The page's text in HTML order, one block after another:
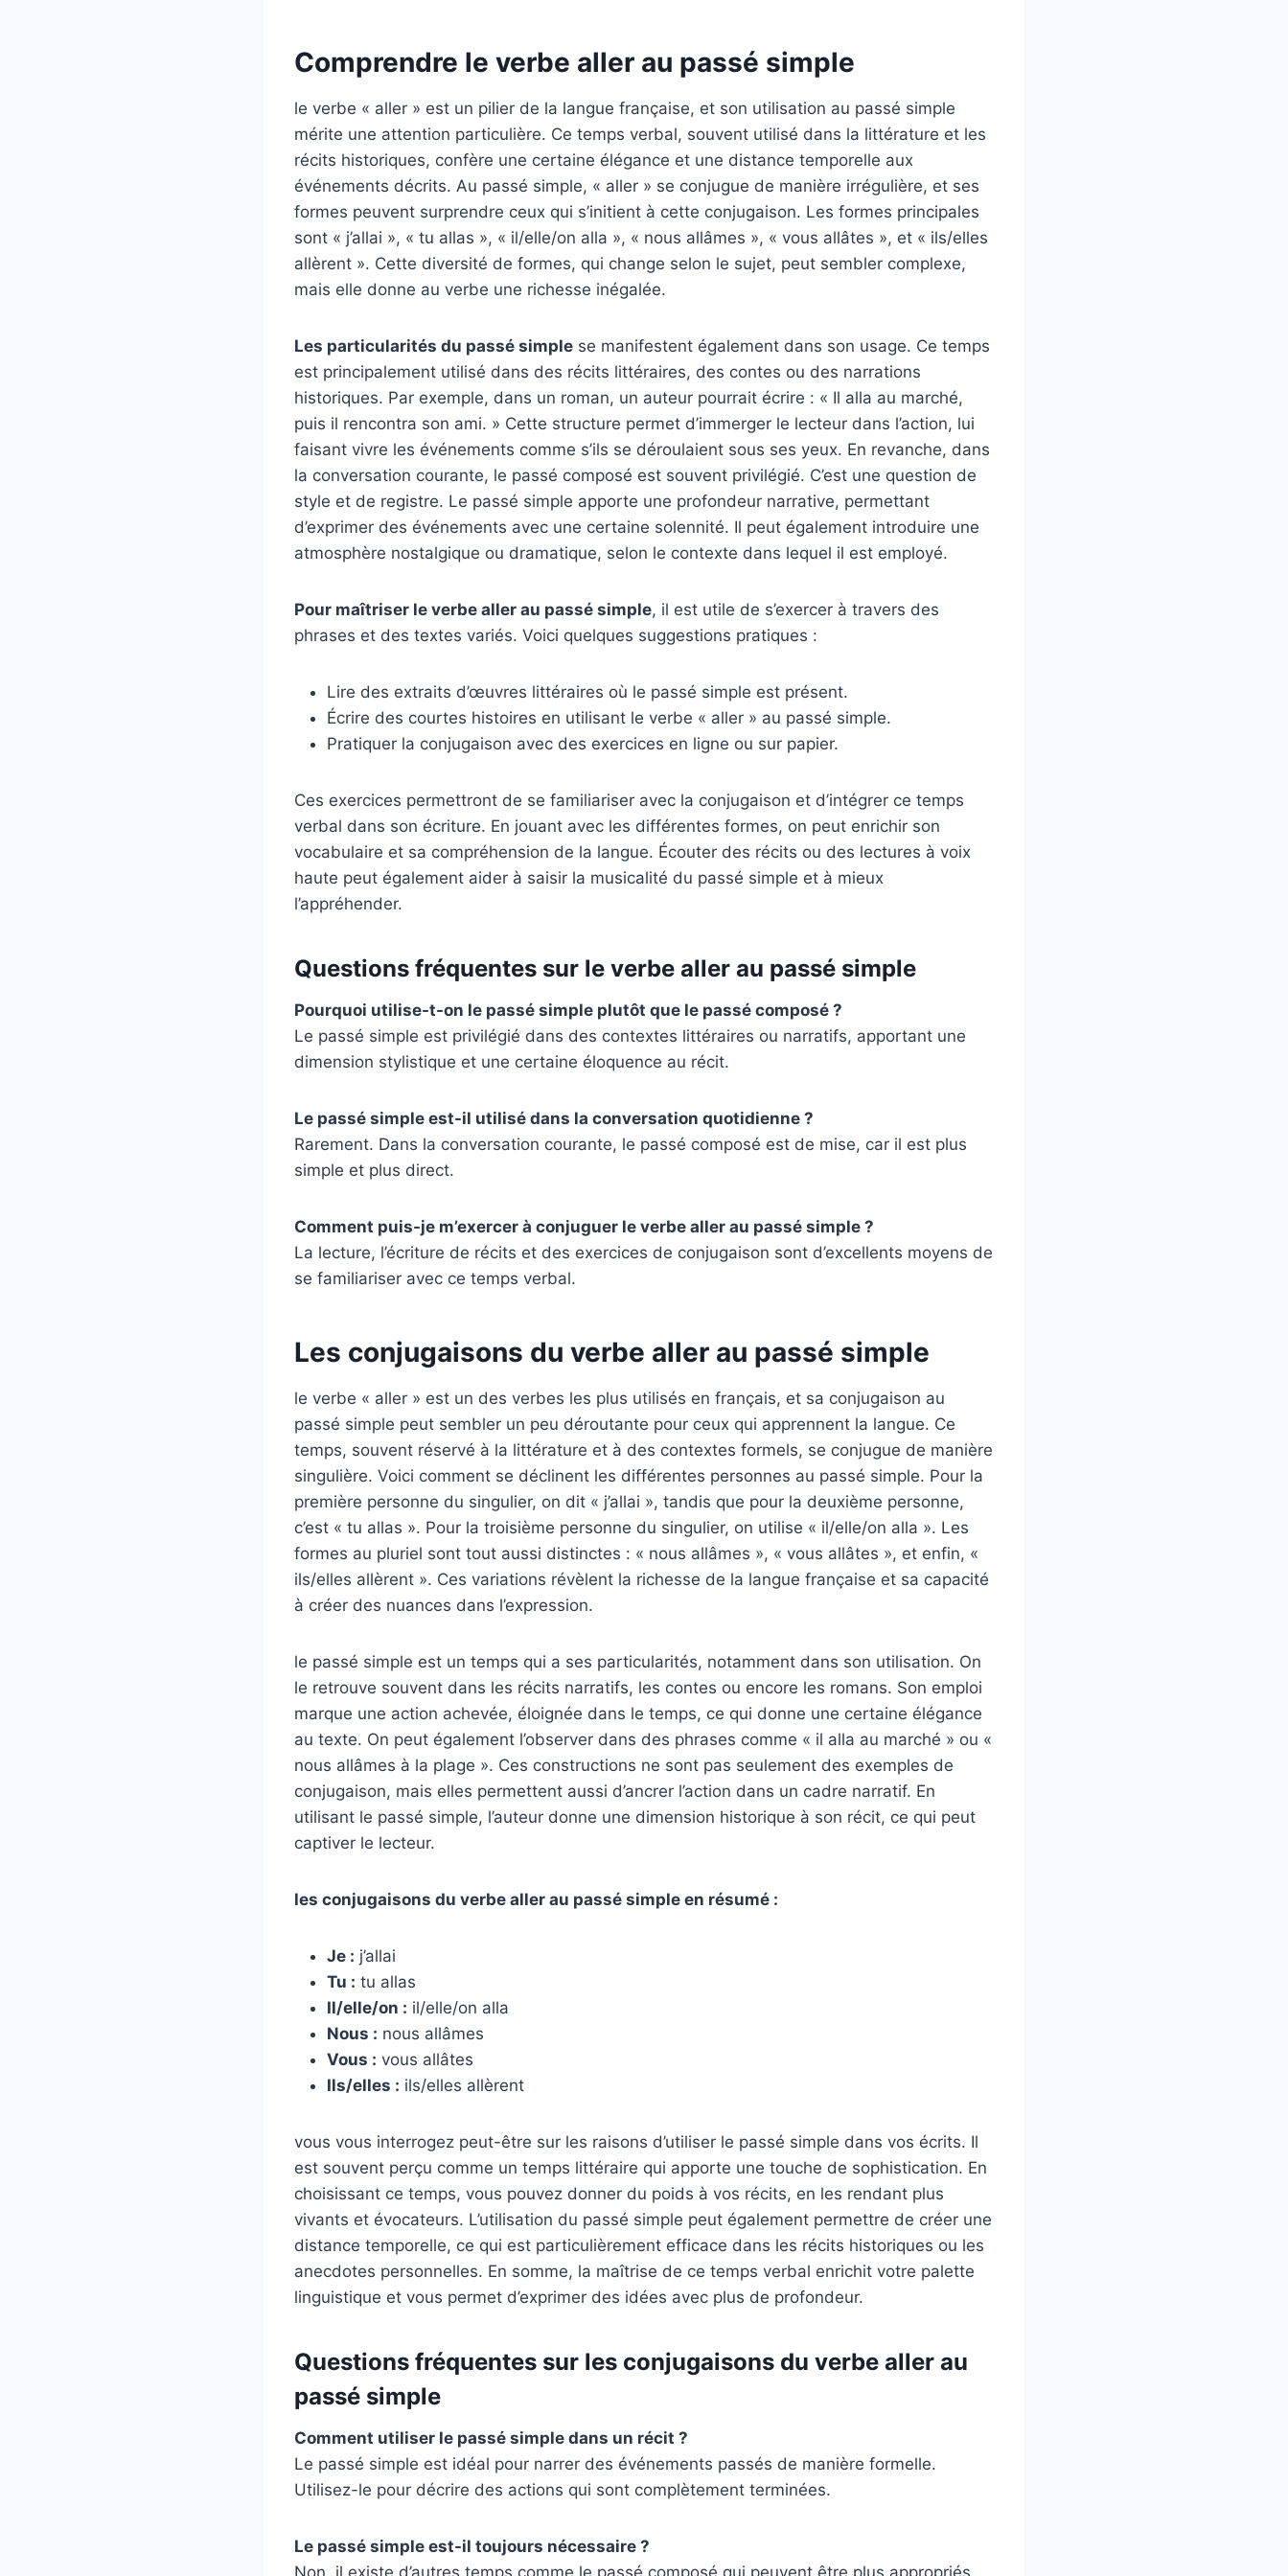
Comprendre le verbe aller au passé simple
le verbe « aller » est un pilier de la langue française, et son utilisation au passé simple
mérite une attention particulière. Ce temps verbal, souvent utilisé dans la littérature et les
récits historiques, confère une certaine élégance et une distance temporelle aux
événements décrits. Au passé simple, « aller » se conjugue de manière irrégulière, et ses
formes peuvent surprendre ceux qui s’initient à cette conjugaison. Les formes principales
sont « j’allai », « tu allas », « il/elle/on alla », « nous allâmes », « vous allâtes », et « ils/elles
allèrent ». Cette diversité de formes, qui change selon le sujet, peut sembler complexe,
mais elle donne au verbe une richesse inégalée.
Les particularités du passé simple se manifestent également dans son usage. Ce temps
est principalement utilisé dans des récits littéraires, des contes ou des narrations
historiques. Par exemple, dans un roman, un auteur pourrait écrire : « Il alla au marché,
puis il rencontra son ami. » Cette structure permet d’immerger le lecteur dans l’action, lui
faisant vivre les événements comme s’ils se déroulaient sous ses yeux. En revanche, dans
la conversation courante, le passé composé est souvent privilégié. C’est une question de
style et de registre. Le passé simple apporte une profondeur narrative, permettant
d’exprimer des événements avec une certaine solennité. Il peut également introduire une
atmosphère nostalgique ou dramatique, selon le contexte dans lequel il est employé.
Pour maîtriser le verbe aller au passé simple, il est utile de s’exercer à travers des
phrases et des textes variés. Voici quelques suggestions pratiques :
Lire des extraits d’œuvres littéraires où le passé simple est présent.
Écrire des courtes histoires en utilisant le verbe « aller » au passé simple.
Pratiquer la conjugaison avec des exercices en ligne ou sur papier.
Ces exercices permettront de se familiariser avec la conjugaison et d’intégrer ce temps
verbal dans son écriture. En jouant avec les différentes formes, on peut enrichir son
vocabulaire et sa compréhension de la langue. Écouter des récits ou des lectures à voix
haute peut également aider à saisir la musicalité du passé simple et à mieux
l’appréhender.
Questions fréquentes sur le verbe aller au passé simple
Pourquoi utilise-t-on le passé simple plutôt que le passé composé ?
Le passé simple est privilégié dans des contextes littéraires ou narratifs, apportant une
dimension stylistique et une certaine éloquence au récit.
Le passé simple est-il utilisé dans la conversation quotidienne ?
Rarement. Dans la conversation courante, le passé composé est de mise, car il est plus
simple et plus direct.
Comment puis-je m’exercer à conjuguer le verbe aller au passé simple ?
La lecture, l’écriture de récits et des exercices de conjugaison sont d’excellents moyens de
se familiariser avec ce temps verbal.
Les conjugaisons du verbe aller au passé simple
le verbe « aller » est un des verbes les plus utilisés en français, et sa conjugaison au
passé simple peut sembler un peu déroutante pour ceux qui apprennent la langue. Ce
temps, souvent réservé à la littérature et à des contextes formels, se conjugue de manière
singulière. Voici comment se déclinent les différentes personnes au passé simple. Pour la
première personne du singulier, on dit « j’allai », tandis que pour la deuxième personne,
c’est « tu allas ». Pour la troisième personne du singulier, on utilise « il/elle/on alla ». Les
formes au pluriel sont tout aussi distinctes : « nous allâmes », « vous allâtes », et enfin, «
ils/elles allèrent ». Ces variations révèlent la richesse de la langue française et sa capacité
à créer des nuances dans l’expression.
le passé simple est un temps qui a ses particularités, notamment dans son utilisation. On
le retrouve souvent dans les récits narratifs, les contes ou encore les romans. Son emploi
marque une action achevée, éloignée dans le temps, ce qui donne une certaine élégance
au texte. On peut également l’observer dans des phrases comme « il alla au marché » ou «
nous allâmes à la plage ». Ces constructions ne sont pas seulement des exemples de
conjugaison, mais elles permettent aussi d’ancrer l’action dans un cadre narratif. En
utilisant le passé simple, l’auteur donne une dimension historique à son récit, ce qui peut
captiver le lecteur.
les conjugaisons du verbe aller au passé simple en résumé :
Je : j’allai
Tu : tu allas
Il/elle/on : il/elle/on alla
Nous : nous allâmes
Vous : vous allâtes
Ils/elles : ils/elles allèrent
vous vous interrogez peut-être sur les raisons d’utiliser le passé simple dans vos écrits. Il
est souvent perçu comme un temps littéraire qui apporte une touche de sophistication. En
choisissant ce temps, vous pouvez donner du poids à vos récits, en les rendant plus
vivants et évocateurs. L’utilisation du passé simple peut également permettre de créer une
distance temporelle, ce qui est particulièrement efficace dans les récits historiques ou les
anecdotes personnelles. En somme, la maîtrise de ce temps verbal enrichit votre palette
linguistique et vous permet d’exprimer des idées avec plus de profondeur.
Questions fréquentes sur les conjugaisons du verbe aller au
passé simple
Comment utiliser le passé simple dans un récit ?
Le passé simple est idéal pour narrer des événements passés de manière formelle.
Utilisez-le pour décrire des actions qui sont complètement terminées.
Le passé simple est-il toujours nécessaire ?
Non, il existe d’autres temps comme le passé composé qui peuvent être plus appropriés